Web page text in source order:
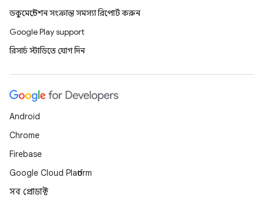
ডকুমেন্টেশন সংক্রান্ত সমস্যা রিপোর্ট করুন
Google Play support
রিসার্চ স্টাডিতে যোগ দিন
Android
Chrome
Firebase
Google Cloud Platform
সব প্রোডাক্ট